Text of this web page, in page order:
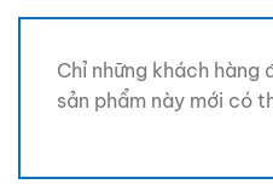
Chỉ những khách hàng
sản phẩm này mới có